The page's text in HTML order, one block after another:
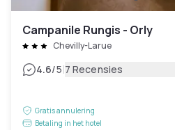
Campanile Rungis - Orly
Chevilly-Larue
4.6/5|7 Recensies
Gratis annulering
Betaling in het hotel